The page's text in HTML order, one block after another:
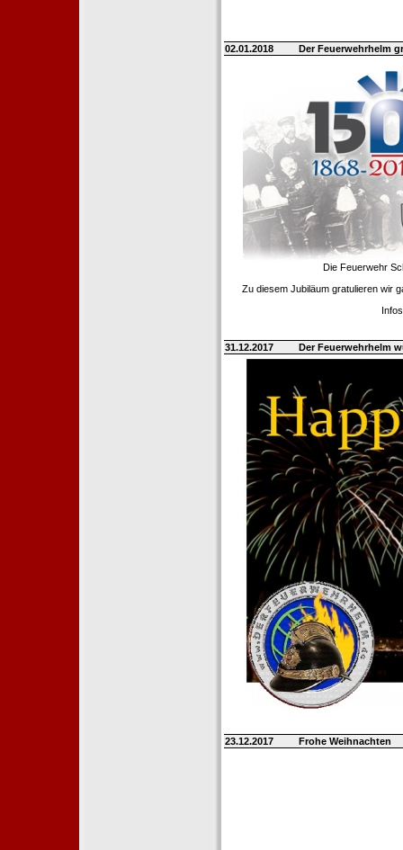
02.01.2018 Der Feuerwehrhelm
Die Feuerwehr
Zu diesem Jubiläum gratulieren wir
31.12.2017 Der Feuerwehrhelm
23.12.2017 Frohe Weihnachten